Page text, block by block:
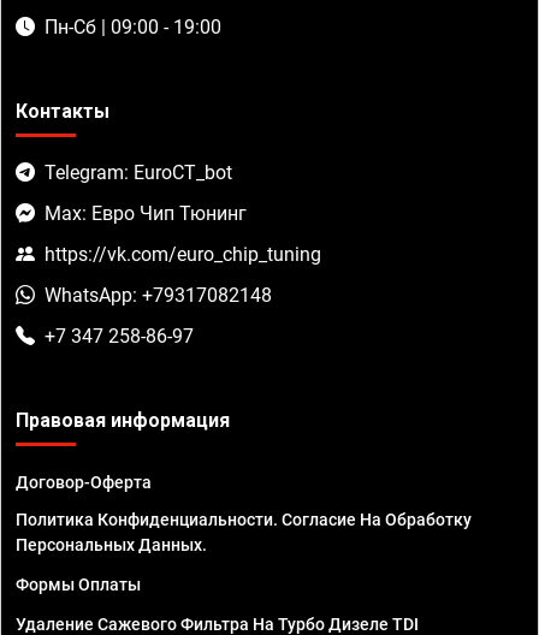
Пн-Сб | 09:00 - 19:00
Контакты
Telegram: EuroCT_bot
Max: Евро Чип Тюнинг
https://vk.com/euro_chip_tuning
WhatsApp: +79317082148
+7 347 258-86-97
Правовая информация
Договор-Оферта
Политика Конфиденциальности. Согласие На Обработку
Персональных Данных.
Формы Оплаты
Удаление Сажевого Фильтра На Турбо Дизеле TDI